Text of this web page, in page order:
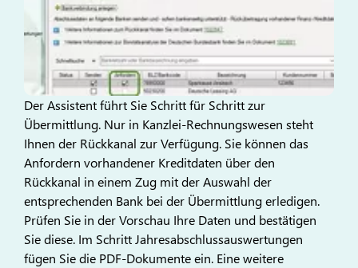
Der Assistent führt Sie Schritt für Schritt zur
Übermittlung. Nur in Kanzlei-Rechnungswesen steht
Ihnen der Rückkanal zur Verfügung. Sie können das
Anfordern vorhandener Kreditdaten über den
Rückkanal in einem Zug mit der Auswahl der
entsprechenden Bank bei der Übermittlung erledigen.
Prüfen Sie in der Vorschau Ihre Daten und bestätigen
Sie diese. Im Schritt Jahresabschlussauswertungen
fügen Sie die PDF-Dokumente ein. Eine weitere